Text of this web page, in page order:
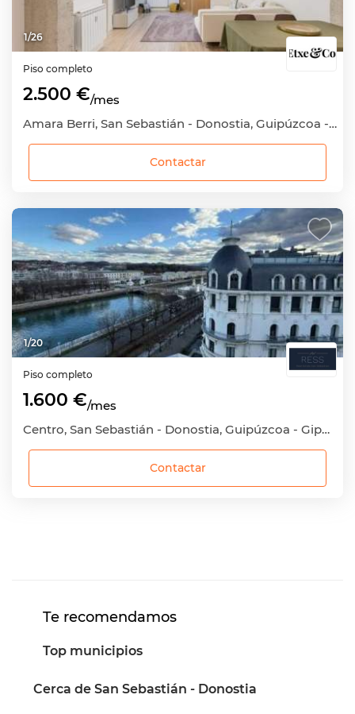
1/26
Piso completo
2.500 €/mes
Amara Berri, San Sebastián - Donostia, Guipúzcoa - Gipuzkoa
Contactar
1/20
Piso completo
1.600 €/mes
Centro, San Sebastián - Donostia, Guipúzcoa - Gipuzkoa
Contactar
Te recomendamos
Top municipios
Cerca de San Sebastián - Donostia